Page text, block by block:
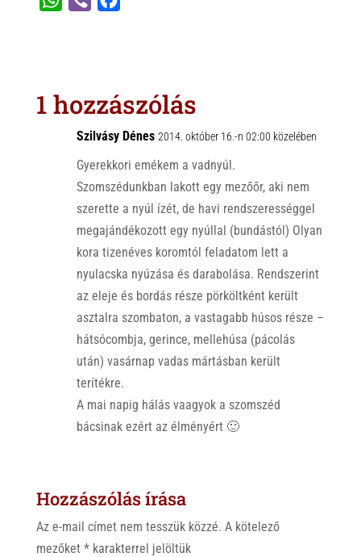
A
o
o
1 hozzászólás
Szilvásy Dénes 2014. október 16.-n 02:00 közelében
Gyerekkori emékem a vadnyúl.
Szomszédunkban lakott egy mezőőr, aki nem
szerette a nyúl ízét, de havi rendszerességgel
megajándékozott egy nyúllal (bundástól) Olyan
kora tizenéves koromtól feladatom lett a
nyulacska nyúzása és darabolása. Rendszerint
az eleje és bordás része pörköltként került
asztalra szombaton, a vastagabb húsos része –
hátsócombja, gerince, mellehúsa (pácolás
után) vasárnap vadas mártásban került
terítékre.
A mai napig hálás vaagyok a szomszéd
bácsinak ezért az élményért 🙂
Hozzászólás írása
Az e-mail címet nem tesszük közzé. A kötelező
mezőket *karakterrel jelöltük